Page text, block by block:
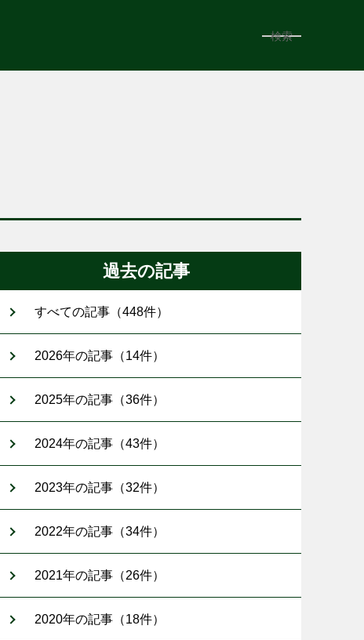
検索
過去の記事
すべての記事（448件）
2026年の記事（14件）
2025年の記事（36件）
2024年の記事（43件）
2023年の記事（32件）
2022年の記事（34件）
2021年の記事（26件）
2020年の記事（18件）